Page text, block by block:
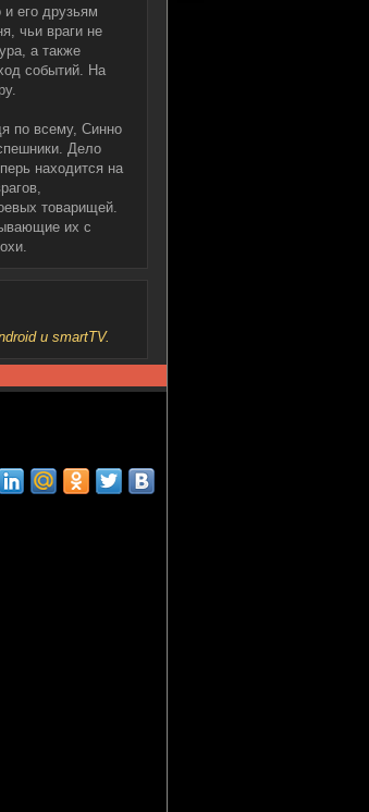
и его друзьям
чьи враги не
а также
событий. На
по всему, Синно
Дело
находится на
товарищей.
их с
и smartTV.